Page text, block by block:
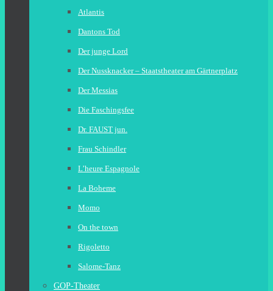
Atlantis
Dantons Tod
Der junge Lord
Der Nussknacker – Staatstheater am Gärtnerplatz
Der Messias
Die Faschingsfee
Dr. FAUST jun.
Frau Schindler
L’heure Espagnole
La Boheme
Momo
On the town
Rigoletto
Salome-Tanz
GOP-Theater